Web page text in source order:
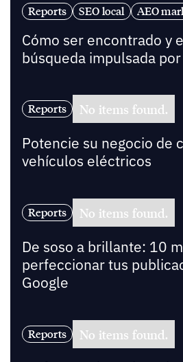
Reports SEO local AEO
Cómo ser encontrado y
búsqueda impulsada
Reports No items found.
Potencie su negocio de
vehículos eléctricos
Reports No items found.
De soso a brillante: 10
perfeccionar tus
Google
Reports No items found.